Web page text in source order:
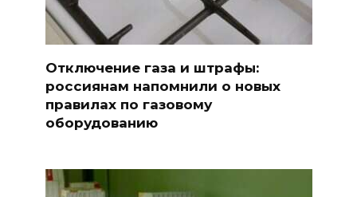
Отключение газа и штрафы:
россиянам напомнили о новых
правилах по газовому
оборудованию